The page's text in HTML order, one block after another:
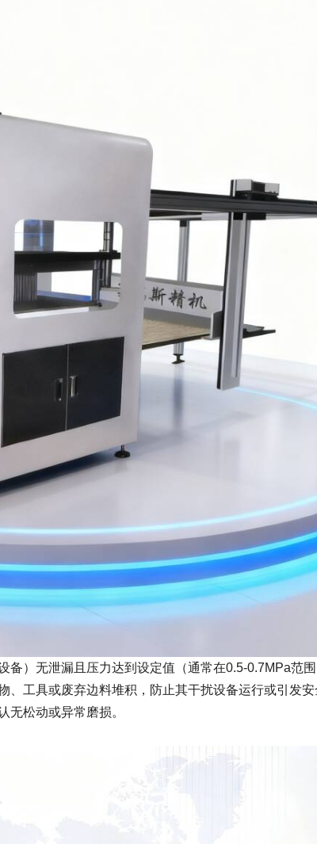
）无泄漏且压力达到设定值（通常在0.5-0.7MPa范
、工具或废弃边料堆积，防止其干扰设备运行或引发
无松动或异常磨损。